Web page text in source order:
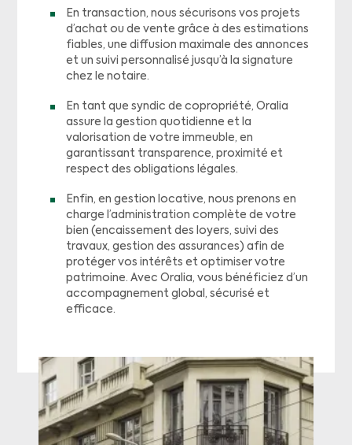
En transaction, nous sécurisons vos projets
d’achat ou de vente grâce à des estimations
fiables, une diffusion maximale des annonces
et un suivi personnalisé jusqu’à la signature
chez le notaire.
En tant que syndic de copropriété, Oralia
assure la gestion quotidienne et la
valorisation de votre immeuble, en
garantissant transparence, proximité et
respect des obligations légales.
Enfin, en gestion locative, nous prenons en
charge l’administration complète de votre
bien (encaissement des loyers, suivi des
travaux, gestion des assurances) afin de
protéger vos intérêts et optimiser votre
patrimoine. Avec Oralia, vous bénéficiez d’un
accompagnement global, sécurisé et
efficace.